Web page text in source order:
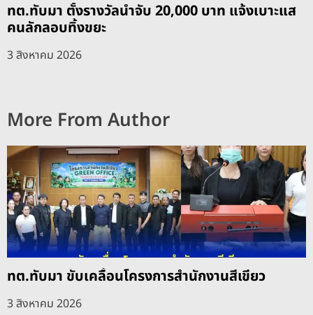
ทต.ทับมา ตั้งรางวัลนำจับ 20,000 บาท แจ้งเบาะแส
คนลักลอบทิ้งขยะ
3 สิงหาคม 2026
More From Author
ทต.ทับมา ขับเคลื่อนโครงการสำนักงานสีเขียว
3 สิงหาคม 2026